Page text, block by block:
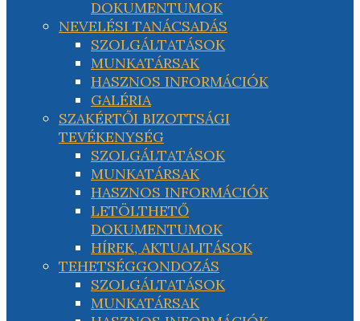
DOKUMENTUMOK
NEVELÉSI TANÁCSADÁS
SZOLGÁLTATÁSOK
MUNKATÁRSAK
HASZNOS INFORMÁCIÓK
GALÉRIA
SZAKÉRTŐI BIZOTTSÁGI
TEVÉKENYSÉG
SZOLGÁLTATÁSOK
MUNKATÁRSAK
HASZNOS INFORMÁCIÓK
LETÖLTHETŐ
DOKUMENTUMOK
HÍREK, AKTUALITÁSOK
TEHETSÉGGONDOZÁS
SZOLGÁLTATÁSOK
MUNKATÁRSAK